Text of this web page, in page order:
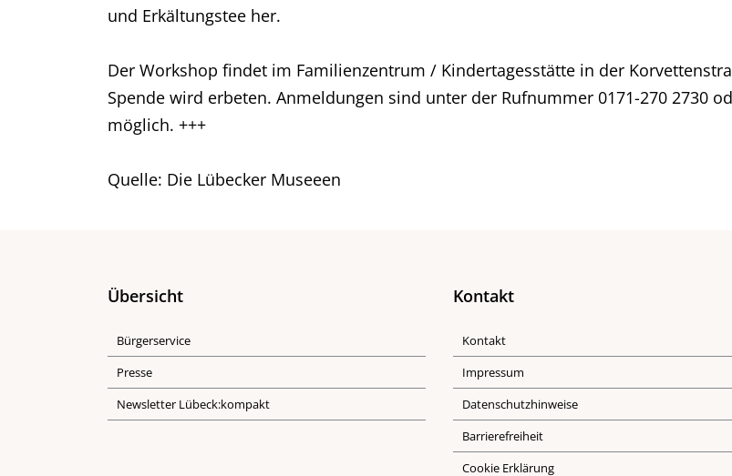
und Erkältungstee her.
Der Workshop findet im Familienzentrum / Kindertagesstätte in der
Spende wird erbeten. Anmeldungen sind unter der Rufnummer 0171-270 2730
möglich. +++
Quelle: Die Lübecker Museeen
Übersicht
Bürgerservice
Presse
Newsletter Lübeck:kompakt
Kontakt
Kontakt
Impressum
Datenschutzhinweise
Barrierefreiheit
Cookie Erklärung